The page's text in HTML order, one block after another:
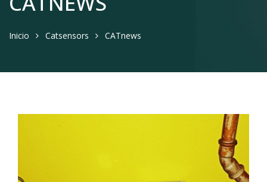
Inicio Catsensors CATnews